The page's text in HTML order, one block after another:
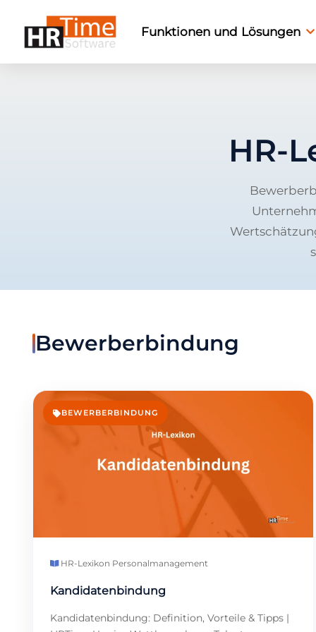
Funktionen und Lösungen
HR-
Bewerberbindung
BEWERBERBINDUNG
HR-Lexikon·Personalmanagement
Kandidatenbindung
Kandidatenbindung: Definition, Vorteile & Tipps |